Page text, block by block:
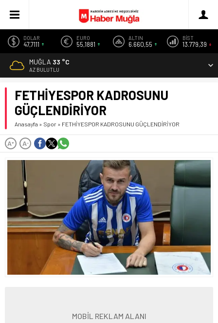
DOLAR
47,7111
EURO
55,1881
ALTIN
6.660,55
BİST
13.779,39
MUĞLA 33 °C
AZ BULUTLU
FETHİYESPOR KADROSUNU
GÜÇLENDİRİYOR
Anasayfa » Spor » FETHİYESPOR KADROSUNU GÜÇLENDİRİYOR
A+ A-
MOBİL REKLAM ALANI